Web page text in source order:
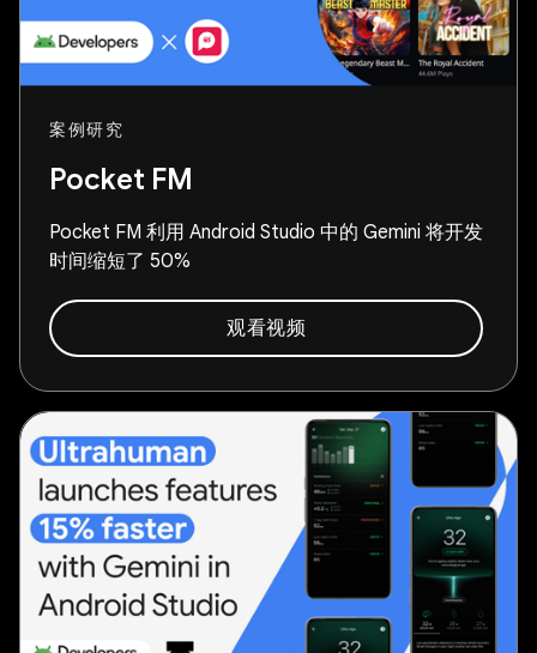
案例研究
Pocket FM
Pocket FM 利用 Android Studio 中的 Gemini 将开发
时间缩短了 50%
观看视频